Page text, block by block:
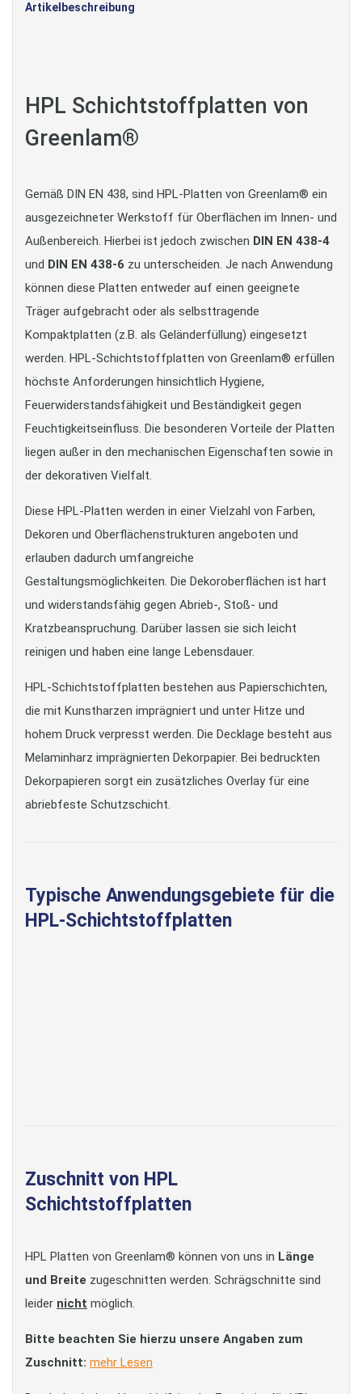
Artikelbeschreibung
HPL Schichtstoffplatten von
Greenlam®
Gemäß DIN EN 438, sind HPL-Platten von Greenlam® ein
ausgezeichneter Werkstoff für Oberflächen im Innen- und
Außenbereich. Hierbei ist jedoch zwischen DIN EN 438-4
und DIN EN 438-6 zu unterscheiden. Je nach Anwendung
können diese Platten entweder auf einen geeignete
Träger aufgebracht oder als selbsttragende
Kompaktplatten (z.B. als Geländerfüllung) eingesetzt
werden. HPL-Schichtstoffplatten von Greenlam® erfüllen
höchste Anforderungen hinsichtlich Hygiene,
Feuerwiderstandsfähigkeit und Beständigkeit gegen
Feuchtigkeitseinfluss. Die besonderen Vorteile der Platten
liegen außer in den mechanischen Eigenschaften sowie in
der dekorativen Vielfalt.
Diese HPL-Platten werden in einer Vielzahl von Farben,
Dekoren und Oberflächenstrukturen angeboten und
erlauben dadurch umfangreiche
Gestaltungsmöglichkeiten. Die Dekoroberflächen ist hart
und widerstandsfähig gegen Abrieb-, Stoß- und
Kratzbeanspruchung. Darüber lassen sie sich leicht
reinigen und haben eine lange Lebensdauer.
HPL-Schichtstoffplatten bestehen aus Papierschichten,
die mit Kunstharzen imprägniert und unter Hitze und
hohem Druck verpresst werden. Die Decklage besteht aus
Melaminharz imprägnierten Dekorpapier. Bei bedruckten
Dekorpapieren sorgt ein zusätzliches Overlay für eine
abriebfeste Schutzschicht.
Typische Anwendungsgebiete für die
HPL-Schichtstoffplatten
Zuschnitt von HPL
Schichtstoffplatten
HPL Platten von Greenlam® können von uns in Länge
und Breite zugeschnitten werden. Schrägschnitte sind
leider nicht möglich.
Bitte beachten Sie hierzu unsere Angaben zum
Zuschnitt: mehr Lesen